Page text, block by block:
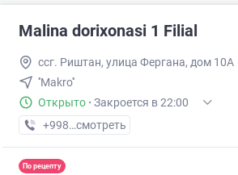
Malina dorixonasi 1 Filial
ссг. Риштан, улица Фергана, дом 10А
''Makro''
Открыто · Закроется в 22:00
+998 (99) XXX-XX-XX
смотреть
По рецепту